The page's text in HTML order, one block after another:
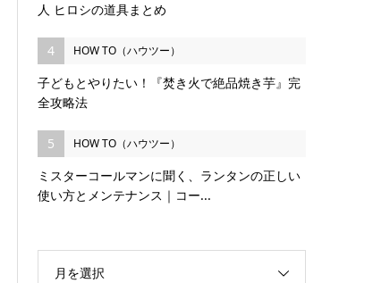
人 ヒロシの道具まとめ
4 HOW TO（ハウツー）
子どもとやりたい！『焚き火で絶品焼き芋』完
全攻略法
5 HOW TO（ハウツー）
ミスターコールマンに聞く、ランタンの正しい
使い方とメンテナンス｜コー...
月を選択